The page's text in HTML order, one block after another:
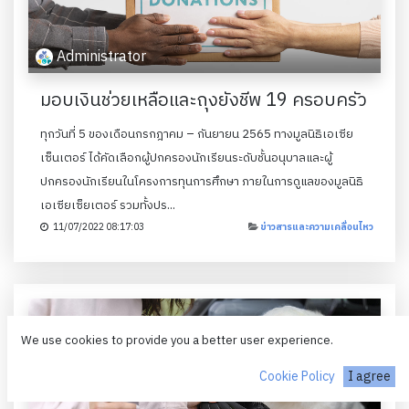
Administrator
มอบเงินช่วยเหลือและถุงยังชีพ 19 ครอบครัว
ทุกวันที่ 5 ของเดือนกรกฎาคม – กันยายน 2565 ทางมูลนิธิเอเซีย
เซ็นเตอร์ ได้คัดเลือกผู้ปกครองนักเรียนระดับชั้นอนุบาลและผู้
ปกครองนักเรียนในโครงการทุนการศึกษา ภายในการดูแลของมูลนิธิ
เอเซียเซ็ยเตอร์ รวมทั้งปร...
11/07/2022 08:17:03 ข่าวสารและความเคลื่อนไหว
We use cookies to provide you a better user experience.
Cookie Policy I agree